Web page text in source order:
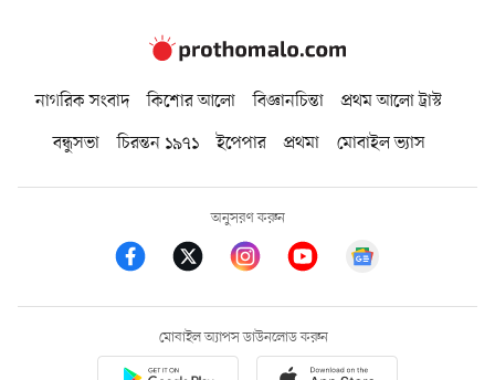
নাগরিক সংবাদ কিশোর আলো বিজ্ঞানচিন্তা
প্রথম আলো ট্রাস্ট
বন্ধুসভা
চিরন্তন ১৯৭১ ইপেপার প্রথমা মোবাইল ভ্যাস
অনুসরণ করুন
মোবাইল অ্যাপস ডাউনলোড করুন